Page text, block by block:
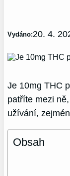
Vydáno:20. 4.
Je 10mg THC
patříte mezi
užívání,
Obsah